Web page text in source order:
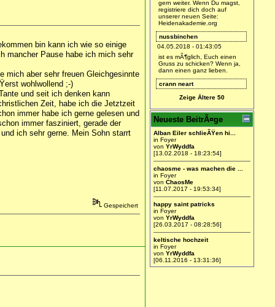
bin kann ich wie so einige
mancher Pause habe ich mich sehr
mich aber sehr freuen Gleichgesinnte
wohlwollend ;-)
und seit ich denken kann
Zeit, habe ich die Jetztzeit
immer habe ich gerne gelesen und
immer fasziniert, gerade der
ich sehr gerne. Mein Sohn starrt
Gespeichert
gern weiter. Wenn Du magst,
registriere dich doch auf
unserer neuen Seite:
Heidenakademie.org
nussbinchen
04.05.2018 - 01:43:05
ist es mÃ¶glich, Euch einen
Gruss zu schicken? Wenn ja,
dann einen ganz lieben.
crann neart
28.01.2018 - 21:22:41
Arianca
27.01.2018 - 18:47:09
Find ich gut =)
YrWyddfa
27.01.2018 - 11:26:04
Ich werde hier wieder Leben
einhauchen.
Zeige Ältere 50
Neueste BeitrÃ¤ge
Alban Eiler schlieÃŸen hi...
in Foyer
von YrWyddfa
[13.02.2018 - 18:23:54]
chaosme - was machen die ...
in Foyer
von ChaosMe
[11.07.2017 - 19:53:34]
happy saint patricks
in Foyer
von YrWyddfa
[26.03.2017 - 08:28:56]
keltische hochzeit
in Foyer
von YrWyddfa
[06.11.2016 - 13:31:36]